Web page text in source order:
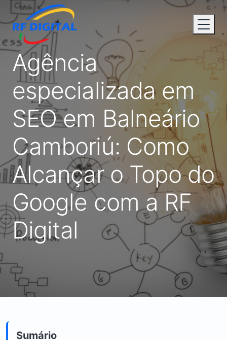
Agência
especializada em
SEO em Balneário
Camboriú: Como
Alcançar o Topo do
Google com a RF
Digital
Sumário